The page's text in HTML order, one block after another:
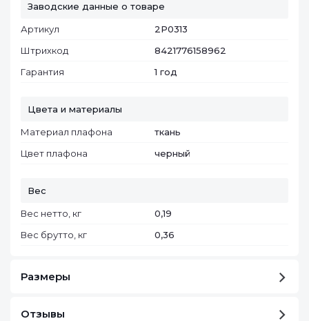
Заводские данные о товаре
Артикул
2P0313
Штрихкод
8421776158962
Гарантия
1 год
Цвета и материалы
Материал плафона
ткань
Цвет плафона
черный
Вес
Вес нетто, кг
0,19
Вес брутто, кг
0,36
Размеры
Отзывы